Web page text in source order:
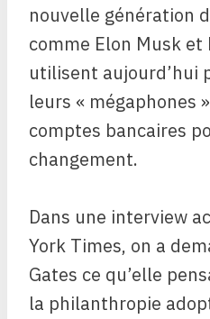
nouvelle génération
comme Elon Musk et
utilisent aujourd’hui
leurs « mégaphones
comptes bancaires
changement.
Dans une interview
York Times, on a
Gates ce qu’elle
la philanthropie